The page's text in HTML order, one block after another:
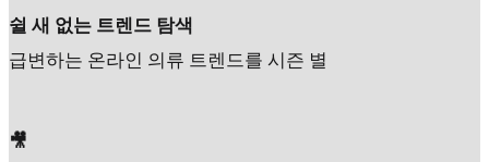
쉴 새 없는 트렌드 탐색
급변하는 온라인 의류 트렌드를 시즌 별
🎥